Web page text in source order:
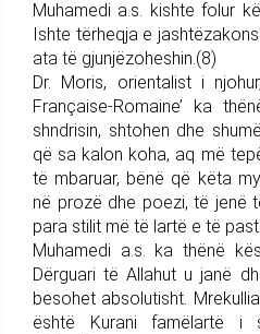
Muhamedi a.s. kishte folur
Ishte tërheqja e
ata të gjunjëzoheshin.(8)
Dr. Moris, orientalist i
Française-Romaine’ ka
shndrisin, shtohen dhe
që sa kalon koha, aq më
të mbaruar, bënë që këta
në prozë dhe poezi, të jenë
para stilit më të lartë e të
Muhamedi a.s. ka thënë
Dërguari të Allahut u janë
besohet absolutisht.
është Kurani famëlartë i